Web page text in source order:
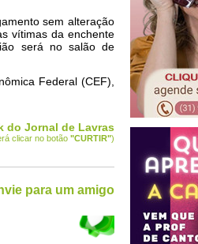
sem alteração
vítimas da enchente
será no salão de
Federal (CEF),
do Jornal de Lavras
clicar no botão "CURTIR")
para um amigo